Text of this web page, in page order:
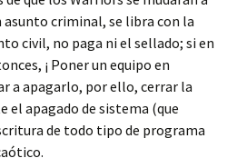
asunto criminal, se libra con la
civil, no paga ni el sellado; si en
¡ Poner un equipo en
a apagarlo, por ello, cerrar la
el apagado de sistema (que
de todo tipo de programa